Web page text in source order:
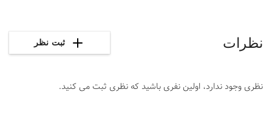
نظرات ثبت نظر
نظری وجود ندارد، اولین نفری باشید که نظری ثبت می کنید.